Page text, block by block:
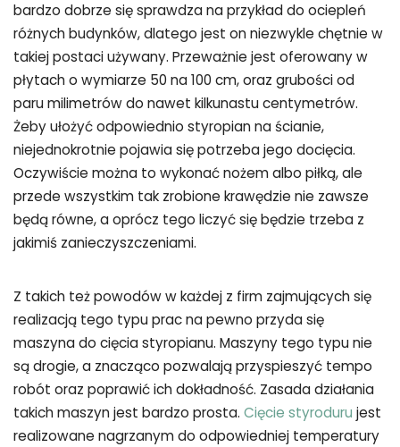
bardzo dobrze się sprawdza na przykład do ociepleń
różnych budynków, dlatego jest on niezwykle chętnie w
takiej postaci używany. Przeważnie jest oferowany w
płytach o wymiarze 50 na 100 cm, oraz grubości od
paru milimetrów do nawet kilkunastu centymetrów.
Żeby ułożyć odpowiednio styropian na ścianie,
niejednokrotnie pojawia się potrzeba jego docięcia.
Oczywiście można to wykonać nożem albo piłką, ale
przede wszystkim tak zrobione krawędzie nie zawsze
będą równe, a oprócz tego liczyć się będzie trzeba z
jakimiś zanieczyszczeniami.
Z takich też powodów w każdej z firm zajmujących się
realizacją tego typu prac na pewno przyda się
maszyna do cięcia styropianu. Maszyny tego typu nie
są drogie, a znacząco pozwalają przyspieszyć tempo
robót oraz poprawić ich dokładność. Zasada działania
takich maszyn jest bardzo prosta. Cięcie styroduru jest
realizowane nagrzanym do odpowiedniej temperatury